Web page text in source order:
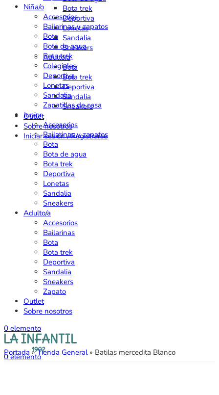
Niña/o
Accesorios
Bailarinas y zapatos
Bota
Bota de agua
Bota trek
Colegiales
Deportiva
Lonetas
Sandalia
Zapatillas de casa
Junior
Accesorios
Bailarinas y zapatos
Bota
Bota de agua
Bota trek
Deportiva
Lonetas
Sandalia
Sneakers
Adulto/a
Accesorios
Bailarinas
Bota
Bota trek
Deportiva
Sandalia
Sneakers
Zapato
Outlet
Sobre nosotros
0 elemento
0elemento
Portada »Tienda General» Batilas mercedita Blanco
Bota trek
Deportiva
Lonetas
Sandalia
Sneakers
Adulto/a
Bota
Bota trek
Deportiva
Sandalia
Sneakers
Outlet
Sobre nosotros
Iniciar sesión / Registrarse